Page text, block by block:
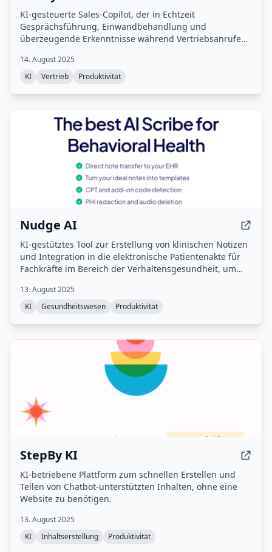
KI-gesteuerte Sales-Copilot, der in Echtzeit
Gesprächsführung, Einwandbehandlung und
überzeugende Erkenntnisse während Vertriebsanrufen
14. August 2025
KI
Vertrieb Produktivität
Nudge AI
KI-gestütztes Tool zur Erstellung von klinischen Notizen
und Integration in die elektronische Patientenakte für
Fachkräfte im Bereich der Verhaltensgesundheit, um
Abrechnungsgenauigkeit zu verbessern.
13. August 2025
KI
Gesundheitswesen Produktivität
StepBy KI
KI-betriebene Plattform zum schnellen Erstellen und
Teilen von Chatbot-unterstützten Inhalten, ohne eine
Website zu benötigen.
13. August 2025
KI
Inhaltserstellung Produktivität